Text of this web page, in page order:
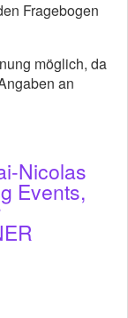
Fragebogen
möglich, da
an
Nicolas
Events,